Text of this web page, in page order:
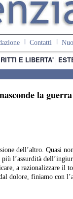
Contatti
E LIBERTA'
la guerra
dell’altro. Quasi
l’assurdità
a razionalizzare il
dolore, finiamo con